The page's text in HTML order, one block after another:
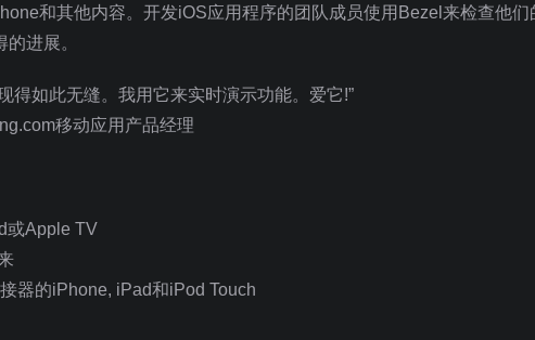
和其他内容。开发iOS应用程序的团队成员使用Bezel来检查他
进展。
得如此无缝。我用它来实时演示功能。爱它!”
移动应用产品经理
或Apple TV
器的iPhone, iPad和iPod Touch